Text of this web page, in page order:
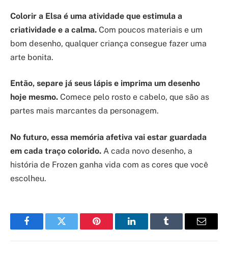
Colorir a Elsa é uma atividade que estimula a
criatividade e a calma. Com poucos materiais e um
bom desenho, qualquer criança consegue fazer uma
arte bonita.
Então, separe já seus lápis e imprima um desenho
hoje mesmo. Comece pelo rosto e cabelo, que são as
partes mais marcantes da personagem.
No futuro, essa memória afetiva vai estar guardada
em cada traço colorido. A cada novo desenho, a
história de Frozen ganha vida com as cores que você
escolheu.
FacebookTwitter Pinterest LinkedInTumblr Email